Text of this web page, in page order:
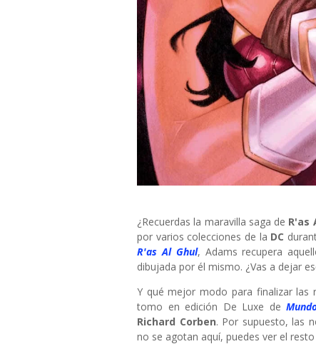
¿Recuerdas la maravilla saga de R'as
por varios colecciones de la DC
R'as Al Ghul, Adams recupera
dibujada por él mismo. ¿Vas a dejar
Y qué mejor modo para finalizar las
tomo en edición De Luxe de
Richard Corben. Por supuesto, las
no se agotan aquí, puedes ver el